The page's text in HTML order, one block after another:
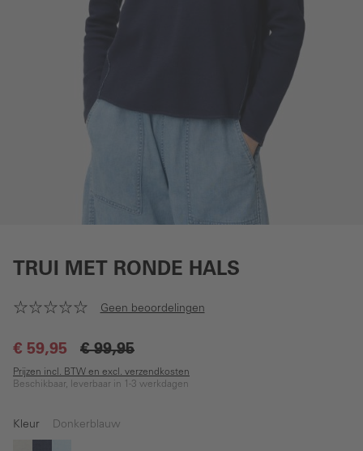
TRUI MET RONDE HALS
Geen beoordelingen
€ 59,95 € 99,95
Prijzen incl. BTW en excl. verzendkosten
Beschikbaar, leverbaar in 1-3 werkdagen
Kleur Donkerblauw